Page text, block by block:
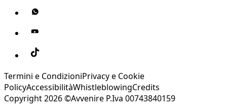
Termini e CondizioniPrivacy e Cookie
PolicyAccessibilitàWhistleblowingCredits
Copyright 2026 ©Avvenire P.Iva 00743840159